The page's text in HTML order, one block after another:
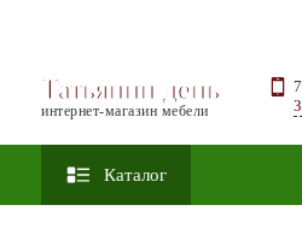
Татьянин день
интернет-магазин мебели
Каталог